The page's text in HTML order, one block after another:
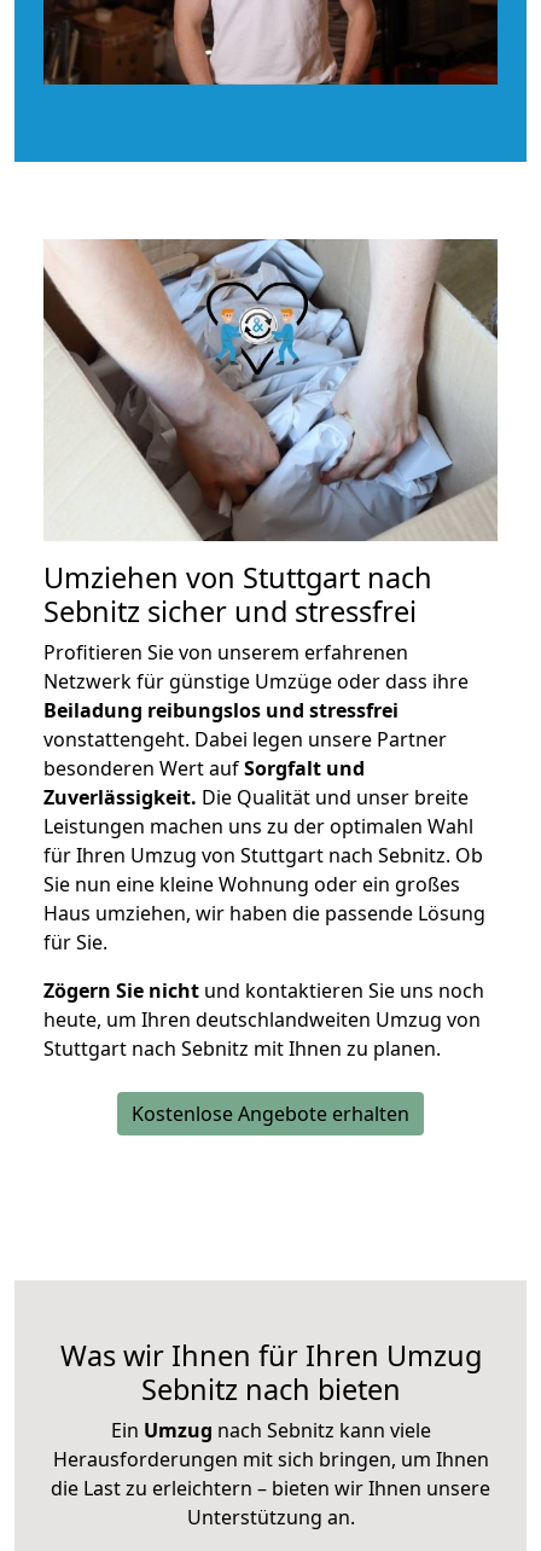
Umziehen von Stuttgart nach
Sebnitz sicher und stressfrei
Profitieren Sie von unserem erfahrenen
Netzwerk für günstige Umzüge oder dass ihre
Beiladung reibungslos und stressfrei
vonstattengeht. Dabei legen unsere Partner
besonderen Wert aufSorgfalt und
Zuverlässigkeit. Die Qualität und unser breite
Leistungen machen uns zu der optimalen Wahl
für Ihren Umzug von Stuttgart nach Sebnitz. Ob
Sie nun eine kleine Wohnung oder ein großes
Haus umziehen, wir haben die passende Lösung
für Sie.
Zögern Sie nicht und kontaktieren Sie uns noch
heute, um Ihren deutschlandweiten Umzug von
Stuttgart nach Sebnitz mit Ihnen zu planen.
Kostenlose Angebote erhalten
Was wir Ihnen für Ihren Umzug
Sebnitz nach bieten
Ein Umzug nach Sebnitz kann viele
Herausforderungen mit sich bringen, um Ihnen
die Last zu erleichtern – bieten wir Ihnen unsere
Unterstützung an.